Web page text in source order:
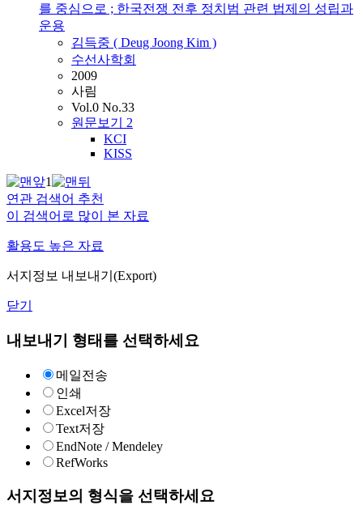
를 중심으로 ; 한국전쟁 전후 정치범 관련 법제의 성립과
운용
김득중 ( Deug Joong Kim )
수선사학회
2009
사림
Vol.0 No.33
원문보기 2
KCI
KISS
1
연관 검색어 추천
이 검색어로 많이 본 자료
활용도 높은 자료
서지정보 내보내기(Export)
닫기
내보내기 형태를 선택하세요
메일전송
인쇄
Excel저장
Text저장
EndNote / Mendeley
RefWorks
서지정보의 형식을 선택하세요